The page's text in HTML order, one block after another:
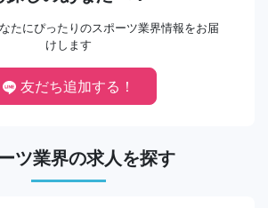
たにぴったりのスポーツ業界情報をお届
けします
友だち追加する！
ツ業界の求人を探す